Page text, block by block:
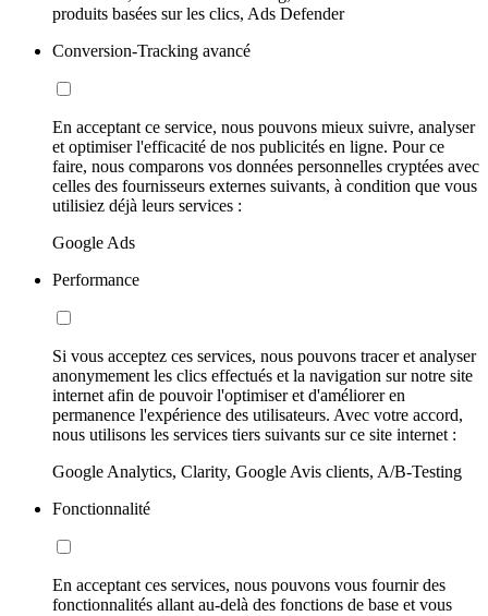
produits basées sur les clics, Ads Defender
Conversion-Tracking avancé
En acceptant ce service, nous pouvons mieux suivre, analyser
et optimiser l'efficacité de nos publicités en ligne. Pour ce
faire, nous comparons vos données personnelles cryptées avec
celles des fournisseurs externes suivants, à condition que vous
utilisiez déjà leurs services :
Google Ads
Performance
Si vous acceptez ces services, nous pouvons tracer et analyser
anonymement les clics effectués et la navigation sur notre site
internet afin de pouvoir l'optimiser et d'améliorer en
permanence l'expérience des utilisateurs. Avec votre accord,
nous utilisons les services tiers suivants sur ce site internet :
Google Analytics, Clarity, Google Avis clients, A/B-Testing
Fonctionnalité
En acceptant ces services, nous pouvons vous fournir des
fonctionnalités allant au-delà des fonctions de base et vous